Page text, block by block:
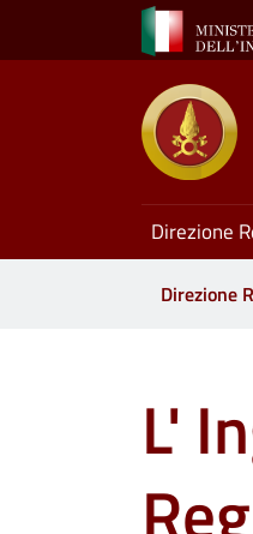
Salta al contenuto principale
Direzione
Direzione
L'